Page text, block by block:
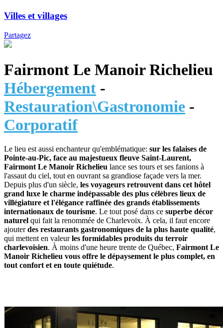
Villes et villages
Partagez
Fairmont Le Manoir Richelieu
Hébergement -
Restauration\Gastronomie -
Corporatif
Le lieu est aussi enchanteur qu'emblématique: sur les falaises de
Pointe-au-Pic, face au majestueux fleuve Saint-Laurent,
Fairmont Le Manoir Richelieu lance ses tours et ses fanions à
l'assaut du ciel, tout en ouvrant sa grandiose façade vers la mer.
Depuis plus d'un siècle, les voyageurs retrouvent dans cet hôtel
grand luxe le charme indépassable des plus célèbres lieux de
villégiature et l'élégance raffinée des grands établissements
internationaux de tourisme. Le tout posé dans ce superbe décor
naturel qui fait la renommée de Charlevoix. À cela, il faut encore
ajouterdes restaurants gastronomiques de la plus haute qualité,
qui mettent en valeurles formidables produits du terroir
charlevoisien. À moins d'une heure trente de Québec, Fairmont Le
Manoir Richelieu vous offre le dépaysement le plus complet, en
tout confort et en toute quiétude.